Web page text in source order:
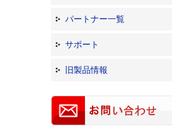
パートナー一覧
サポート
旧製品情報